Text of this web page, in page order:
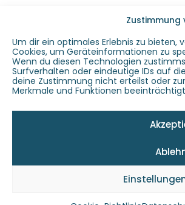
Zustimmung
Um dir ein optimales Erlebnis zu bieten,
Cookies, um Geräteinformationen zu
Wenn du diesen Technologien
Surfverhalten oder eindeutige IDs auf
deine Zustimmung nicht erteilst oder
Merkmale und Funktionen